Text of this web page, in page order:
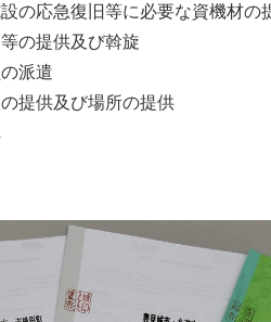
の応急復旧等に必要な資機材の
の提供及び斡旋
派遣
提供及び場所の提供